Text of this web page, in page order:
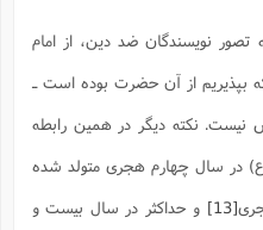
تصور نویسندگان ضد دین، از امام
از آن حضرت بوده است ـ
نکته دیگر در همین رابطه
در سال چهارم هجری متولد شده
[13]
و حداکثر در سال بیست و